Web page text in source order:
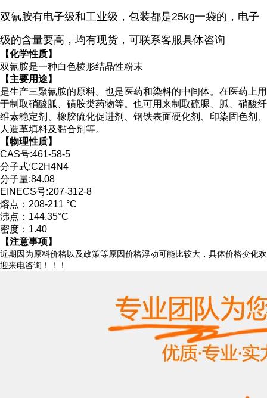
双氰胺有电子级和工业级，包装都是25kg一袋的，电子
级的含量要高，均有现货，可联系客服具体咨询
【化学性质】
双氰胺是一种白色棱形结晶性粉末
【主要用途】
是生产三聚氰胺的原料。也是医药和染料的中间体。在医药上用
于制取硝酸胍、磺胺类药物等。也可用来制取硫脲、胍、硝酸纤
维素稳定剂、橡胶硫化促进剂、钢铁表面硬化剂、印染固色剂、
人造革填料及黏合剂等。
【物理性质】
CAS号:461-58-5
分子式:C2H4N4
分子量:84.08
EINECS号:207-312-8
熔点：208-211 °C
沸点：144.35°C
密度：1.40
【注意事项】
近期因为原料价格以及政策等原因价格浮动可能比较大，具体价格变化欢
迎来电咨询！！！